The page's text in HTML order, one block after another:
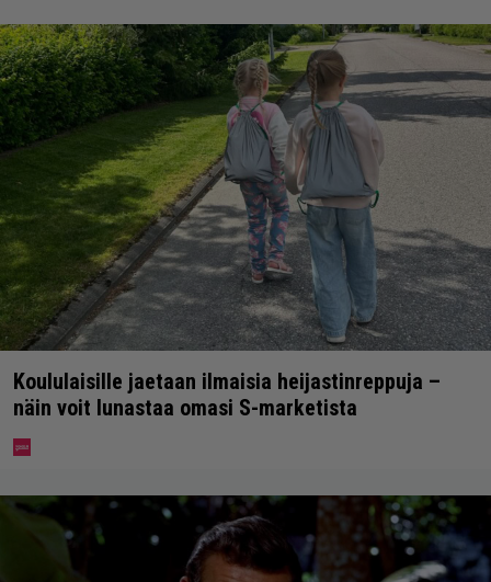
Koululaisille jaetaan ilmaisia heijastinreppuja –
näin voit lunastaa omasi S-marketista